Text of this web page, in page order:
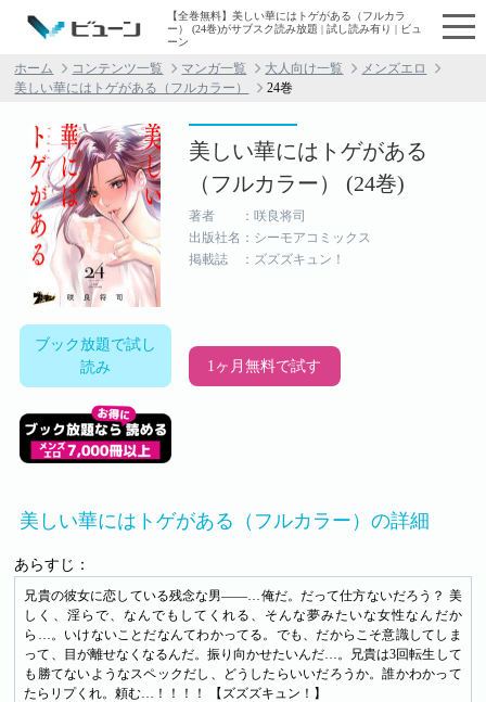
【全巻無料】美しい華にはトゲがある（フルカラ
ー） (24巻)がサブスク読み放題 | 試し読み有り | ビュ
ーン
ホーム コンテンツ一覧 マンガ一覧 大人向け一覧
メンズエロ
美しい華にはトゲがある（フルカラー）
24巻
ブック放題で試し
読み
美しい華にはトゲがある
（フルカラー） (24巻)
著者 ：咲良将司
出版社名：シーモアコミックス
掲載誌 ：ズズズキュン！
1ヶ月無料で試す
美しい華にはトゲがある（フルカラー）の詳細
あらすじ：
兄貴の彼女に恋している残念な男――…俺だ。だって仕方ないだろう？ 美
しく、淫らで、なんでもしてくれる、そんな夢みたいな女性なんだか
ら…。いけないことだなんてわかってる。でも、だからこそ意識してしま
って、目が離せなくなるんだ。振り向かせたいんだ…。兄貴は3回転生して
も勝てないようなスペックだし、どうしたらいいだろうか。誰かわかって
たらリプくれ。頼む…！！！！ 【ズズズキュン！】